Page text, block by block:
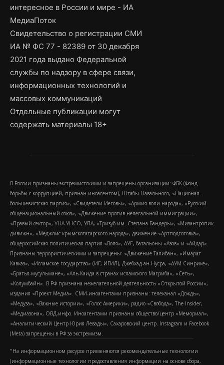
интересное в России и мире - ИА
МедиаПоток
Свидетельство о регистрации СМИ
ИА № ФС 77 - 82389 от 30 декабря
2021 года выдано Федеральной
службы по надзору в сфере связи,
информационных технологий и
массовых коммуникаций
Отдельные публикации могут
содержать материалы 18+
В России признаны экстремистскими и запрещены организации: ФБК (Фонд
борьбы с коррупцией, признан иноагентом), Штабы Навального, «Национал-
большевистская партия», «Свидетели Иеговы», «Армия воли народа», «Русский
общенациональный союз», «Движение против нелегальной иммиграции»,
«Правый сектор», УНА-УНСО, УПА, «Тризуб им. Степана Бандеры», «Мизантропик
дивижн», «Меджлис крымскотатарского народа», движение «Артподготовка»,
общероссийская политическая партия «Воля», АУЕ, батальоны «Азов» и «Айдар».
Признаны террористическими и запрещены: «Движение Талибан», «Имарат
Кавказ», «Исламское государство» (ИГ, ИГИЛ), Джебхад-ан-Нусра, «АУМ Синрике»,
«Братья-мусульмане», «Аль-Каида в странах исламского Магриба», «Сеть»,
«Колумбайн». В РФ признана нежелательной деятельность «Открытой России»,
издания «Проект Медиа». СМИ-иноагентами признаны: телеканал «Дождь»,
«Медуза», «Важные истории», «Голос Америки», радио «Свобода», The Insider,
«Медиазона», ОВД-инфо. Иноагентами признаны общество/центр «Мемориал»,
«Аналитический Центр Юрия Левады», Сахаровский центр. Instagram и Facebook
(Metа) запрещены в РФ за экстремизм.
"На информационном ресурсе применяются рекомендательные технологии
(информационные технологии предоставления информации на основе сбора,